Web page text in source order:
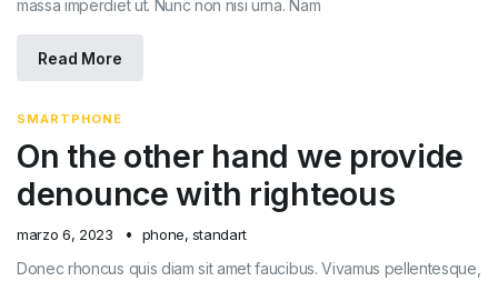
massa imperdiet ut. Nunc non nisi urna. Nam
Read More
SMARTPHONE
On the other hand we provide
denounce with righteous
marzo 6, 2023 phone, standart
Donec rhoncus quis diam sit amet faucibus. Vivamus pellentesque,